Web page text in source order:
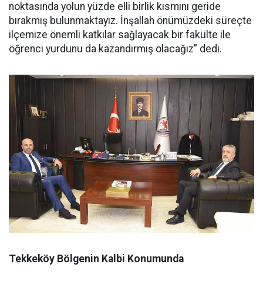
noktasında yolun yüzde elli birlik kısmını geride
bırakmış bulunmaktayız. İnşallah önümüzdeki süreçte
ilçemize önemli katkılar sağlayacak bir fakülte ile
öğrenci yurdunu da kazandırmış olacağız” dedi.
Tekkeköy Bölgenin Kalbi Konumunda